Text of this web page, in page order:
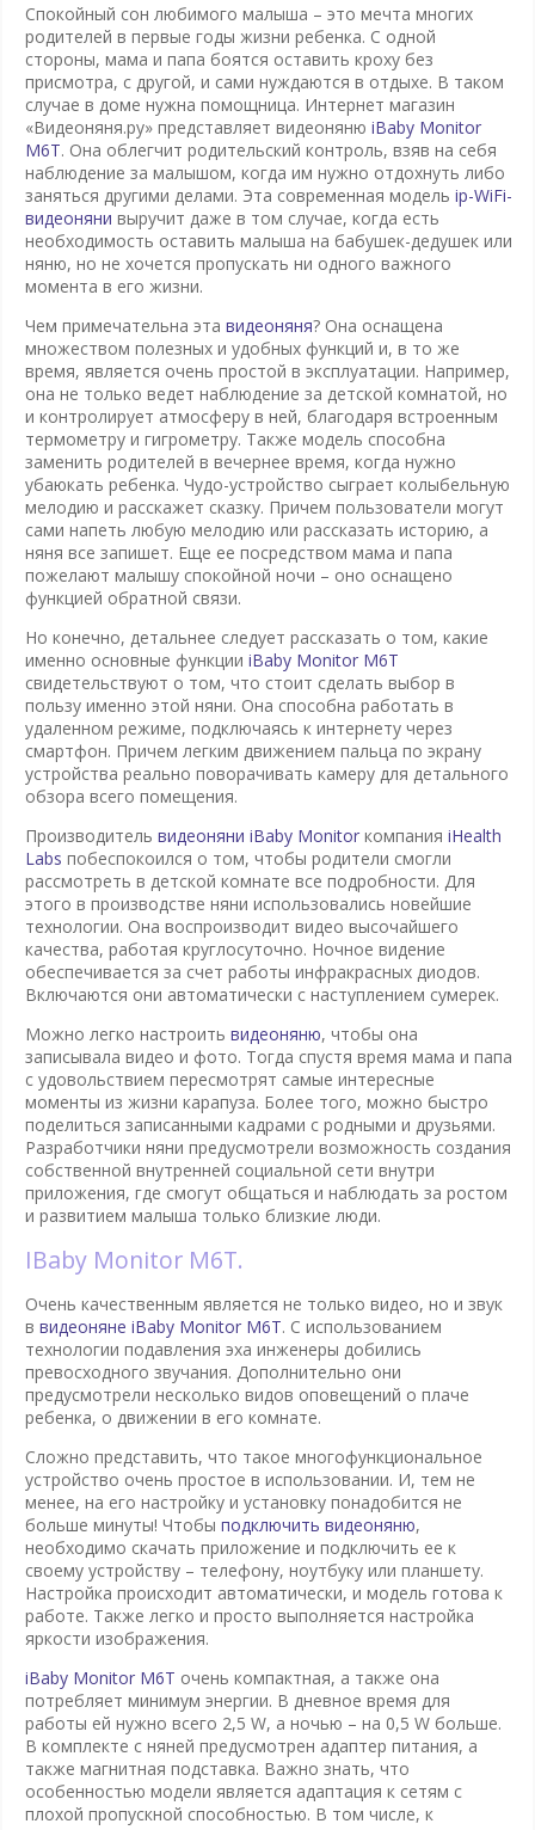
Спокойный сон любимого малыша – это мечта многих
родителей в первые годы жизни ребенка. С одной
стороны, мама и папа боятся оставить кроху без
присмотра, с другой, и сами нуждаются в отдыхе. В таком
случае в доме нужна помощница. Интернет магазин
«Видеоняня.ру» представляет видеонянюiBaby Monitor
M6T. Она облегчит родительский контроль, взяв на себя
наблюдение за малышом, когда им нужно отдохнуть либо
заняться другими делами. Эта современная модельip-WiFi-
видеоняни выручит даже в том случае, когда есть
необходимость оставить малыша на бабушек-дедушек или
няню, но не хочется пропускать ни одного важного
момента в его жизни.
Чем примечательна этавидеоняня? Она оснащена
множеством полезных и удобных функций и, в то же
время, является очень простой в эксплуатации. Например,
она не только ведет наблюдение за детской комнатой, но
и контролирует атмосферу в ней, благодаря встроенным
термометру и гигрометру. Также модель способна
заменить родителей в вечернее время, когда нужно
убаюкать ребенка. Чудо-устройство сыграет колыбельную
мелодию и расскажет сказку. Причем пользователи могут
сами напеть любую мелодию или рассказать историю, а
няня все запишет. Еще ее посредством мама и папа
пожелают малышу спокойной ночи – оно оснащено
функцией обратной связи.
Но конечно, детальнее следует рассказать о том, какие
именно основные функцииiBaby Monitor M6T
свидетельствуют о том, что стоит сделать выбор в
пользу именно этой няни. Она способна работать в
удаленном режиме, подключаясь к интернету через
смартфон. Причем легким движением пальца по экрану
устройства реально поворачивать камеру для детального
обзора всего помещения.
Производительвидеоняни iBaby Monitor компанияiHealth
Labs побеспокоился о том, чтобы родители смогли
рассмотреть в детской комнате все подробности. Для
этого в производстве няни использовались новейшие
технологии. Она воспроизводит видео высочайшего
качества, работая круглосуточно. Ночное видение
обеспечивается за счет работы инфракрасных диодов.
Включаются они автоматически с наступлением сумерек.
Можно легко настроитьвидеоняню, чтобы она
записывала видео и фото. Тогда спустя время мама и папа
с удовольствием пересмотрят самые интересные
моменты из жизни карапуза. Более того, можно быстро
поделиться записанными кадрами с родными и друзьями.
Разработчики няни предусмотрели возможность создания
собственной внутренней социальной сети внутри
приложения, где смогут общаться и наблюдать за ростом
и развитием малыша только близкие люди.
iBaby Monitor M6T.
Очень качественным является не только видео, но и звук
ввидеоняне iBaby Monitor M6T. С использованием
технологии подавления эха инженеры добились
превосходного звучания. Дополнительно они
предусмотрели несколько видов оповещений о плаче
ребенка, о движении в его комнате.
Сложно представить, что такое многофункциональное
устройство очень простое в использовании. И, тем не
менее, на его настройку и установку понадобится не
больше минуты! Чтобыподключить видеоняню,
необходимо скачать приложение и подключить ее к
своему устройству – телефону, ноутбуку или планшету.
Настройка происходит автоматически, и модель готова к
работе. Также легко и просто выполняется настройка
яркости изображения.
iBaby Monitor M6T очень компактная, а также она
потребляет минимум энергии. В дневное время для
работы ей нужно всего 2,5 W, а ночью – на 0,5 W больше.
В комплекте с няней предусмотрен адаптер питания, а
также магнитная подставка. Важно знать, что
особенностью модели является адаптация к сетям с
плохой пропускной способностью. В том числе, к